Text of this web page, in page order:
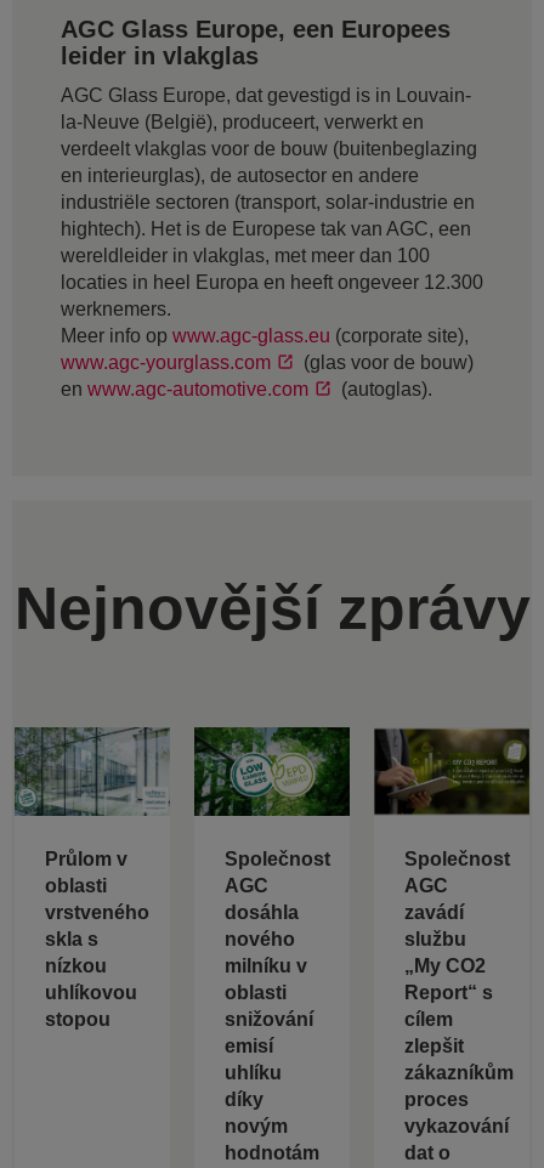
AGC Glass Europe, een Europees
leider in vlakglas
AGC Glass Europe, dat gevestigd is in Louvain-
la-Neuve (België), produceert, verwerkt en
verdeelt vlakglas voor de bouw (buitenbeglazing
en interieurglas), de autosector en andere
industriële sectoren (transport, solar-industrie en
hightech). Het is de Europese tak van AGC, een
wereldleider in vlakglas, met meer dan 100
locaties in heel Europa en heeft ongeveer 12.300
werknemers.
Meer info op www.agc-glass.eu (corporate site),
www.agc-yourglass.com
(glas voor de bouw)
en www.agc-automotive.com (autoglas).
Nejnovější zprávy
Průlom v
oblasti
vrstveného
skla s
nízkou
uhlíkovou
stopou
Společnost
AGC
dosáhla
nového
milníku v
oblasti
snižování
emisí
uhlíku
díky
novým
hodnotám
Společnost
AGC
zavádí
službu
„My CO2
Report“ s
cílem
zlepšit
zákazníkům
proces
vykazování
dat o